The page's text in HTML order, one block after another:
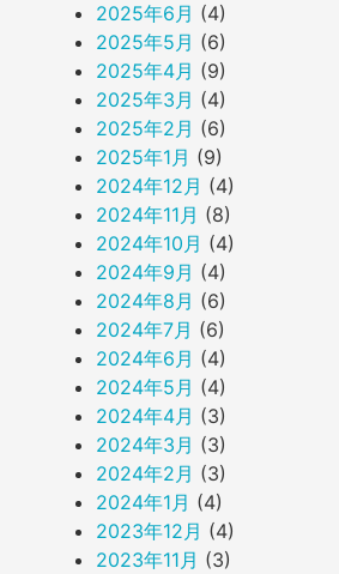
2025年6月 (4)
2025年5月 (6)
2025年4月 (9)
2025年3月 (4)
2025年2月 (6)
2025年1月 (9)
2024年12月 (4)
2024年11月 (8)
2024年10月 (4)
2024年9月 (4)
2024年8月 (6)
2024年7月 (6)
2024年6月 (4)
2024年5月 (4)
2024年4月 (3)
2024年3月 (3)
2024年2月 (3)
2024年1月 (4)
2023年12月 (4)
2023年11月 (3)